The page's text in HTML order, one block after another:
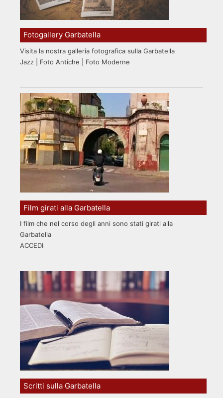
Fotogallery Garbatella
Visita la nostra galleria fotografica sulla Garbatella
Jazz | Foto Antiche | Foto Moderne
Film girati alla Garbatella
I film che nel corso degli anni sono stati girati alla
Garbatella
ACCEDI
Scritti sulla Garbatella